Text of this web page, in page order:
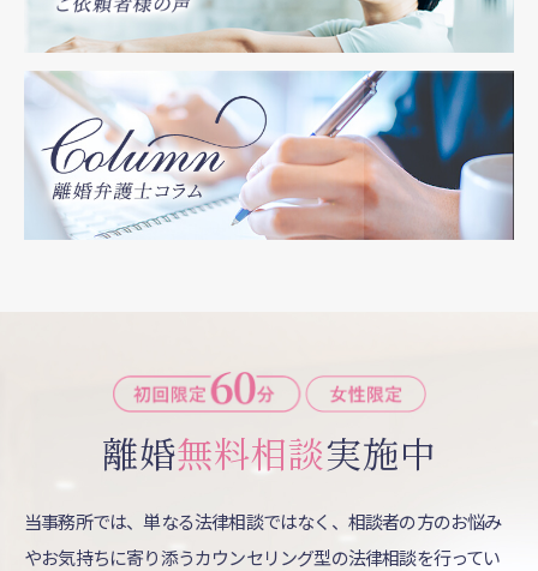
離婚無料相談実施中
当事務所では、単なる法律相談ではなく、相談者の方のお悩み
やお気持ちに寄り添うカウンセリング型の法律相談を行ってい